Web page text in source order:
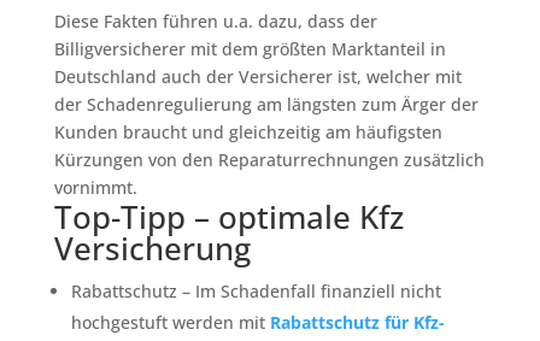
Diese Fakten führen u.a. dazu, dass der
Billigversicherer mit dem größten Marktanteil in
Deutschland auch der Versicherer ist, welcher mit
der Schadenregulierung am längsten zum Ärger der
Kunden braucht und gleichzeitig am häufigsten
Kürzungen von den Reparaturrechnungen zusätzlich
vornimmt.
Top-Tipp – optimale Kfz
Versicherung
Rabattschutz – Im Schadenfall finanziell nicht
hochgestuft werden mit Rabattschutz für Kfz-